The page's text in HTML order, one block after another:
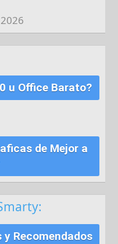
u Office Barato?
de Mejor a
y Recomendados